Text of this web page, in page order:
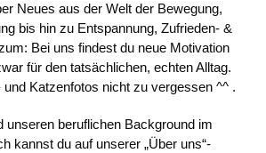
Neues aus der Welt der Bewegung,
bis hin zu Entspannung, Zufrieden- &
Bei uns findest du neue Motivation
für den tatsächlichen, echten Alltag.
und Katzenfotos nicht zu vergessen ^^ .
unseren beruflichen Background im
kannst du auf unserer „Über uns“-